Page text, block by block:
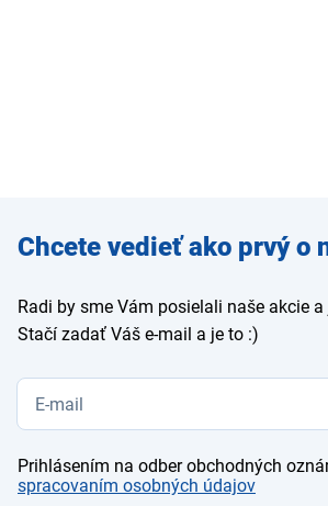
Zadajte
e-mail
Chcete vedieť ako prvý o
Radi by sme Vám posielali naše akcie
Stačí zadať Váš e-mail a je to :)
Prihlásením na odber obchodných
spracovaním osobných údajov